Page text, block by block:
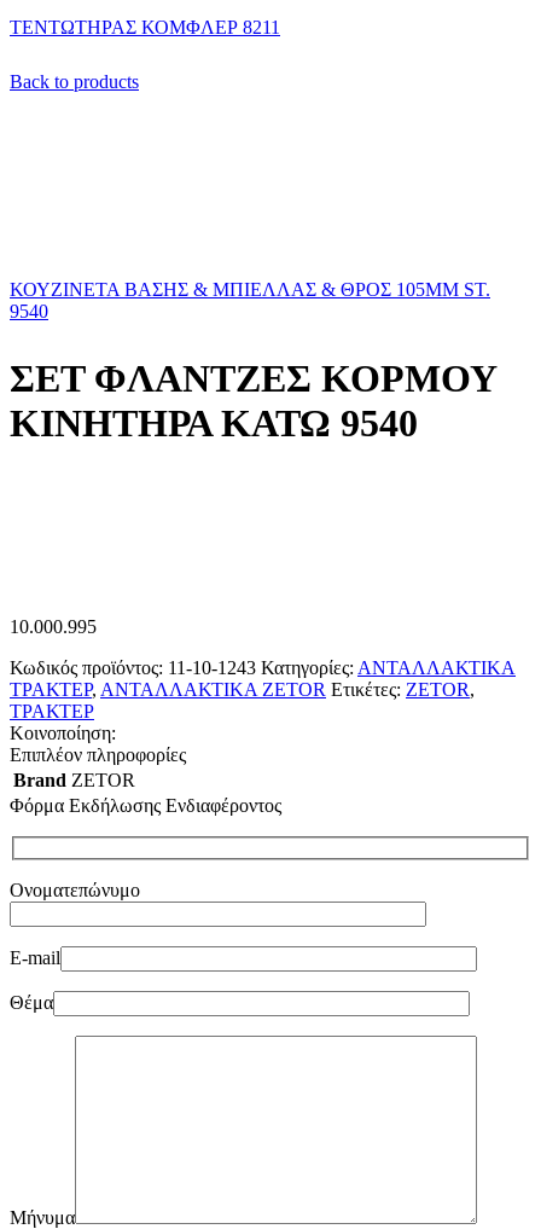
ΤΕΝΤΩΤΗΡΑΣ ΚΟΜΦΛΕΡ 8211
Back to products
ΚΟΥΖΙΝΕΤΑ ΒΑΣΗΣ & ΜΠΙΕΛΛΑΣ & ΘΡΟΣ 105ΜΜ ST.
9540
ΣΕΤ ΦΛΑΝΤΖΕΣ ΚΟΡΜΟΥ
ΚΙΝΗΤΗΡΑ ΚΑΤΩ 9540
10.000.995
Κωδικός προϊόντος: 11-10-1243 Κατηγορίες: ΑΝΤΑΛΛΑΚΤΙΚΑ
ΤΡΑΚΤΕΡ, ΑΝΤΑΛΛΑΚΤΙΚΑ ZETOR Ετικέτες: ZETOR,
ΤΡΑΚΤΕΡ
Κοινοποίηση:
Επιπλέον πληροφορίες
Brand ZETOR
Φόρμα Εκδήλωσης Ενδιαφέροντος
Ονοματεπώνυμο
E-mail
Θέμα
Μήνυμα